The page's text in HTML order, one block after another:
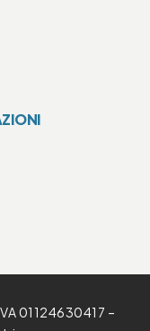
01124630417 –